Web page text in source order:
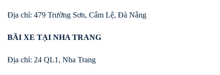
Địa chỉ: 479 Trường Sơn, Cẩm Lệ, Đà Nẵng
BÃI XE TẠI NHA TRANG
Địa chỉ: 24 QL1, Nha Trang